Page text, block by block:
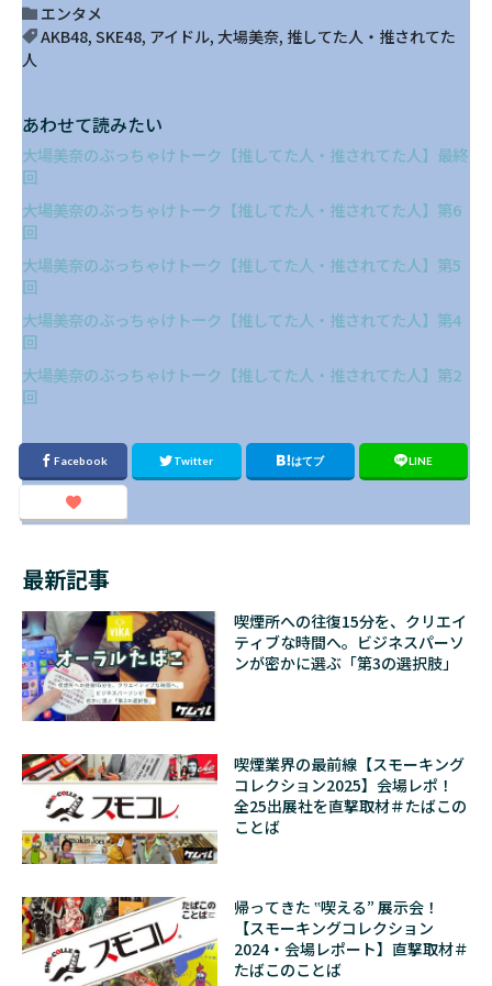
エンタメ
AKB48, SKE48, アイドル, 大場美奈, 推してた人・推されてた
人
あわせて読みたい
大場美奈のぶっちゃけトーク【推してた人・推されてた人】最終
回
大場美奈のぶっちゃけトーク【推してた人・推されてた人】第6
回
大場美奈のぶっちゃけトーク【推してた人・推されてた人】第5
回
大場美奈のぶっちゃけトーク【推してた人・推されてた人】第4
回
大場美奈のぶっちゃけトーク【推してた人・推されてた人】第2
回
最新記事
喫煙所への往復15分を、クリエイ
ティブな時間へ。ビジネスパーソ
ンが密かに選ぶ「第3の選択肢」
喫煙業界の最前線【スモーキング
コレクション2025】会場レポ！
全25出展社を直撃取材＃たばこの
ことば
帰ってきた ‟喫える” 展示会！
【スモーキングコレクション
2024・会場レポート】直撃取材＃
たばこのことば